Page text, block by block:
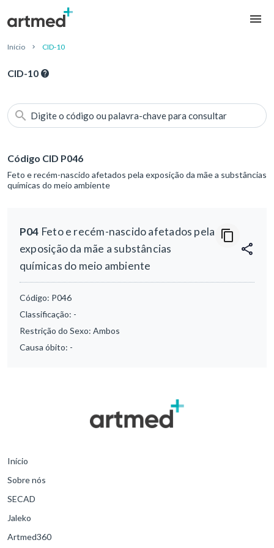
Início CID-10
CID-10
Digite o código ou palavra-chave para consultar
Código CID P046
Feto e recém-nascido afetados pela exposição da mãe a substâncias
químicas do meio ambiente
P04 Feto e recém-nascido afetados pela
exposição da mãe a substâncias
químicas do meio ambiente
Código: P046
Classificação: -
Restrição do Sexo: Ambos
Causa óbito: -
Início
Sobre nós
SECAD
Jaleko
Artmed360